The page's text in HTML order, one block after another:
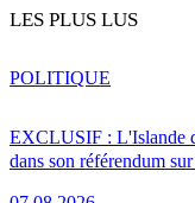
LES PLUS LUS
EXCLUSIF : L'Islande
dans son référendum
POLITIQUE